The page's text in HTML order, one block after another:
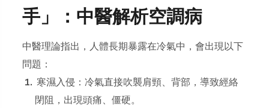
手」：中醫解析空調病
中醫理論指出，人體長期暴露在冷氣中，會出現以下
問題：
寒濕入侵：冷氣直接吹襲肩頸、背部，導致經絡
閉阻，出現頭痛、僵硬。